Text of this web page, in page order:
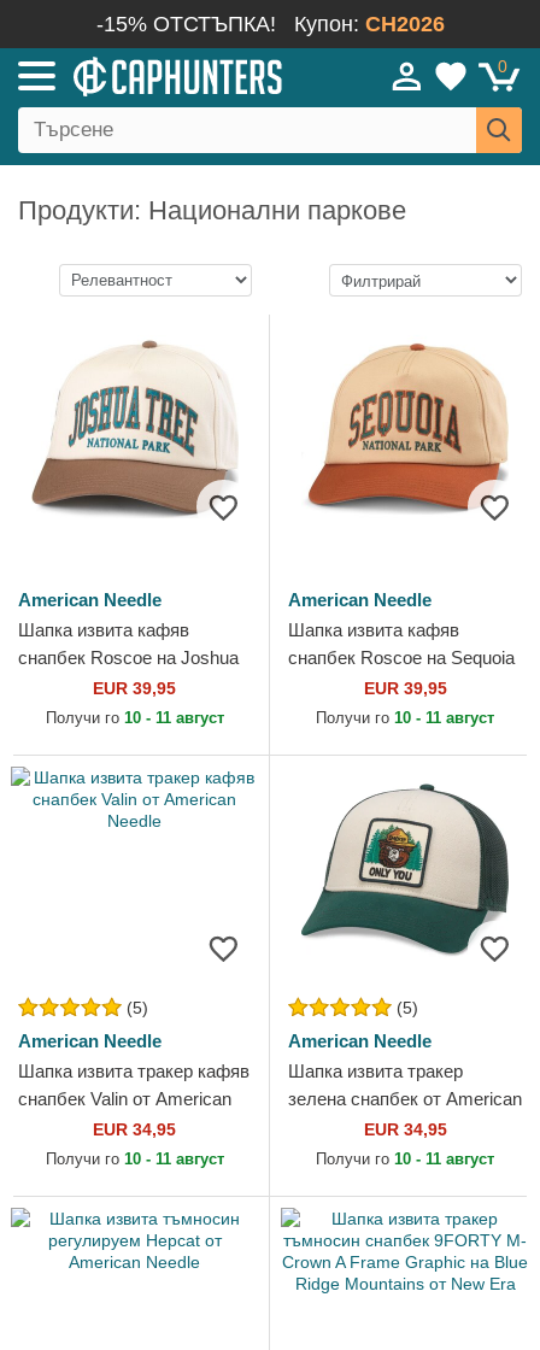
-15% ОТСТЪПКА! Купон: CH2026
0
Продукти: Национални паркове
American Needle
Шапка извита кафяв
снапбек Roscoe на Joshua
Tree National Park от
American Needle
EUR 39,95
Получи го 10 - 11 август
American Needle
Шапка извита кафяв
снапбек Roscoe на Sequoia
National Park от American
Needle
EUR 39,95
Получи го 10 - 11 август
(5)
American Needle
Шапка извита тракер кафяв
снапбек Valin от American
EUR 34,95
Получи го 10 - 11 август
(5)
American Needle
Шапка извита тракер
зелена снапбек от American
EUR 34,95
Получи го 10 - 11 август